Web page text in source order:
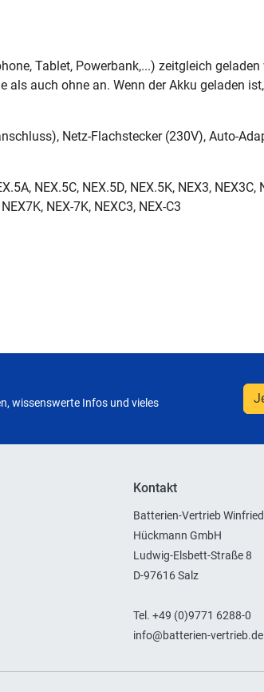
Tablet, Powerbank,...) zeitgleich geladen
als auch ohne an. Wenn der Akku geladen
Netz-Flachstecker (230V), Auto-
NEX.5C, NEX.5D, NEX.5K, NEX3, NEX3C,
NEX-7K, NEXC3, NEX-C3
wissenswerte Infos und vieles
Kontakt
Batterien-Vertrieb Winfried
Hückmann GmbH
Ludwig-Elsbett-Straße 8
D-97616 Salz
Tel. +49 (0)9771 6288-0
info@batterien-vertrieb.de